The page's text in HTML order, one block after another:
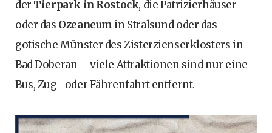
der Tierpark in Rostock, die Patrizierhäuser
oder das Ozeaneum in Stralsund oder das
gotische Münster des Zisterzienserklosters in
Bad Doberan – viele Attraktionen sind nur eine
Bus, Zug- oder Fährenfahrt entfernt.